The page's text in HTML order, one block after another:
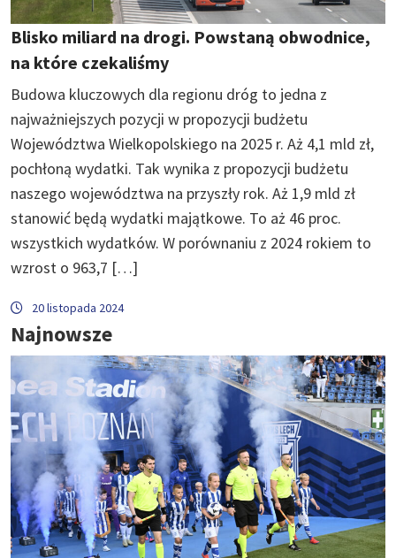
Blisko miliard na drogi. Powstaną obwodnice,
na które czekaliśmy
Budowa kluczowych dla regionu dróg to jedna z
najważniejszych pozycji w propozycji budżetu
Województwa Wielkopolskiego na 2025 r. Aż 4,1 mld zł,
pochłoną wydatki. Tak wynika z propozycji budżetu
naszego województwa na przyszły rok. Aż 1,9 mld zł
stanowić będą wydatki majątkowe. To aż 46 proc.
wszystkich wydatków. W porównaniu z 2024 rokiem to
wzrost o 963,7 […]
20 listopada 2024
Najnowsze